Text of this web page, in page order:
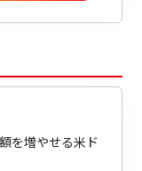
を増やせる米ド